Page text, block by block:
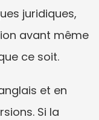
juridiques,
avant même
ce soit.
et en
Si la